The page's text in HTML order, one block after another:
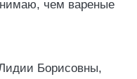
чем вареные
Борисовны,